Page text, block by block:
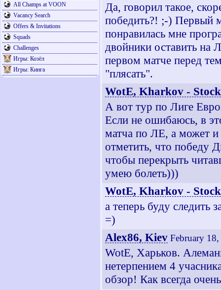
All Champs at VOON
Vacancy Search
Offers & Invitations
Squads
Challenges
Игры: Козёл
Игры: Кинга
Да, говорил такое,
победить?! ;-) Первый
понравилась мне
двойники оставить на
первом матче перед
"плясать".
WotE, Kharkov -
А вот тур по Лиге
Если не ошибаюсь, в
матча по ЛЕ, а может и
отметить, что победу
чтобы перекрыть
умею болеть)))
WotE, Kharkov -
а теперь буду
=)
Alex86, Kiev February
WotE, Харьков.
нетерпением 4
обзор! Как всегда